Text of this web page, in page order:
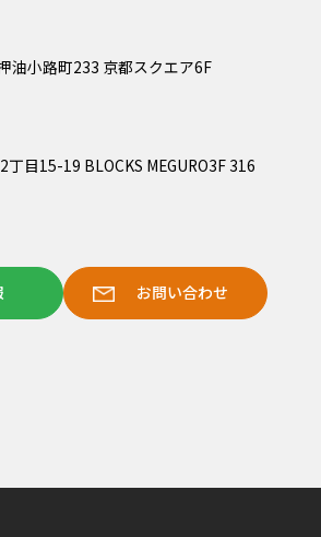
油小路町233 京都スクエア6F
目15-19 BLOCKS MEGURO3F 316
お問い合わせ